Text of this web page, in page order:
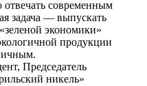
современным
задача — выпускать
экономики»
продукции
Председатель
никель»